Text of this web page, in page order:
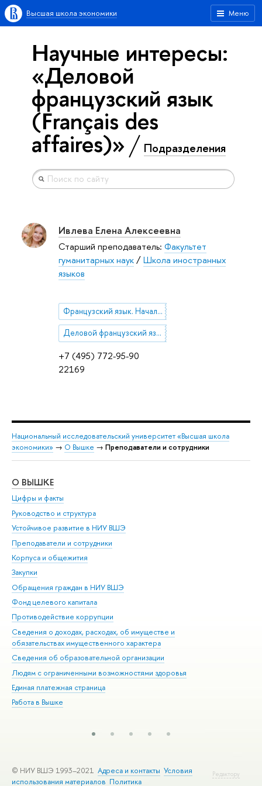
Меню
Высшая школа экономики
Научные интересы:
«Деловой
французский язык
(Français des
affaires)» Подразделения
+7 (495) 772-95-90
22169
Ивлева Елена Алексеевна
Старший преподаватель: Факультет
гуманитарных наук/Школа иностранных
языков
Французский язык. Начальный уровень
Деловой французский язык (Français des affaires)
Национальный исследовательский университет «Высшая школа
экономики» → О Вышке → Преподаватели и сотрудники
О ВЫШКЕ
Цифры и факты
Руководство и структура
Устойчивое развитие в НИУ ВШЭ
Преподаватели и сотрудники
Корпуса и общежития
Закупки
Обращения граждан в НИУ ВШЭ
Фонд целевого капитала
Противодействие коррупции
Сведения о доходах, расходах, об имуществе и
обязательствах имущественного характера
Сведения об образовательной организации
Людям с ограниченными возможностями здоровья
Единая платежная страница
Работа в Вышке
Редактору
© НИУ ВШЭ 1993–2021 Адреса и контакты Условия
использования материалов Политика